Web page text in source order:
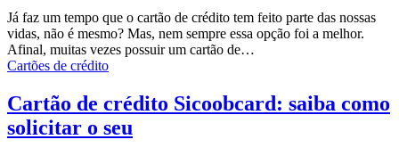
Já faz um tempo que o cartão de crédito tem feito parte das nossas
vidas, não é mesmo? Mas, nem sempre essa opção foi a melhor.
Afinal, muitas vezes possuir um cartão de…
Cartões de crédito
Cartão de crédito Sicoobcard: saiba como
solicitar o seu